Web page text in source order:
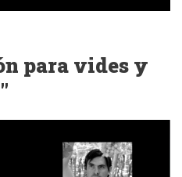
para vides y